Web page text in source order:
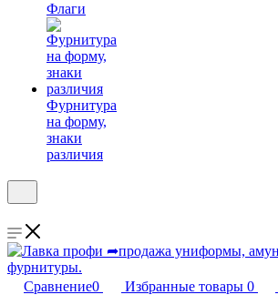
Флаги
Фурнитура
на форму,
знаки
различия
Сравнение0 Избранные товары 0